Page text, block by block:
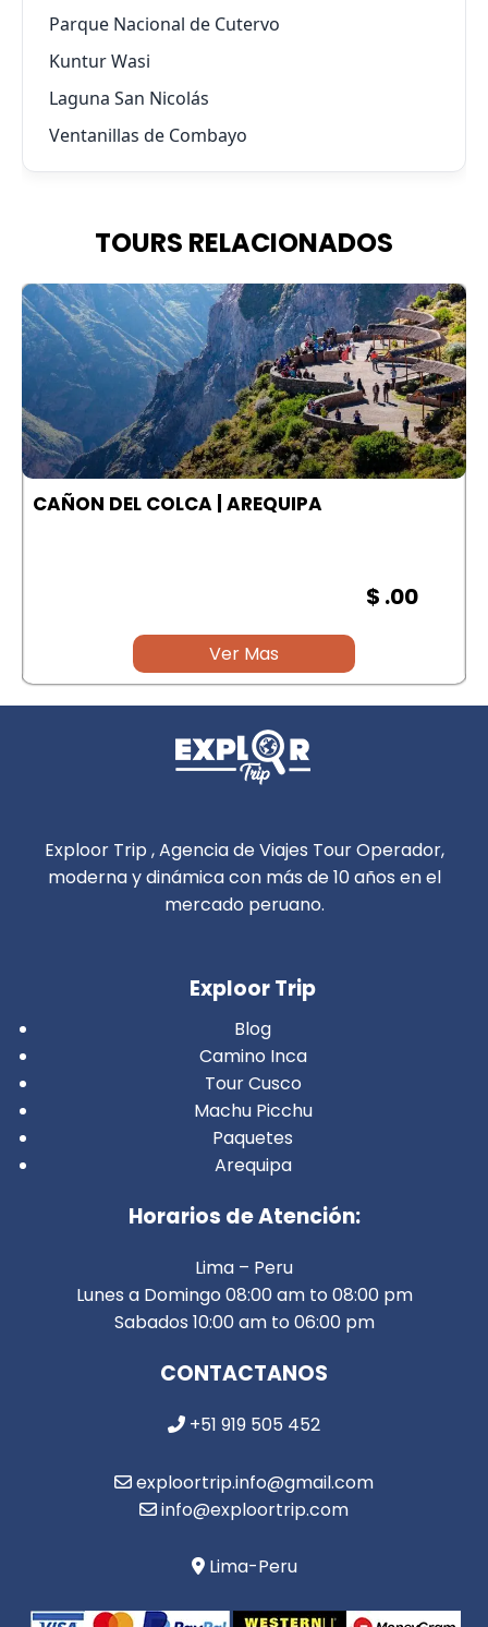
Parque Nacional de Cutervo
Kuntur Wasi
Laguna San Nicolás
Ventanillas de Combayo
TOURS RELACIONADOS
CAÑON DEL COLCA | AREQUIPA
$ .00
Ver Mas
Exploor Trip , Agencia de Viajes Tour Operador,
moderna y dinámica con más de 10 años en el
mercado peruano.
Exploor Trip
Blog
Camino Inca
Tour Cusco
Machu Picchu
Paquetes
Arequipa
Horarios de Atención:
Lima – Peru
Lunes a Domingo 08:00 am to 08:00 pm
Sabados 10:00 am to 06:00 pm
CONTACTANOS
+51 919 505 452
exploortrip.info@gmail.com
info@exploortrip.com
Lima-Peru